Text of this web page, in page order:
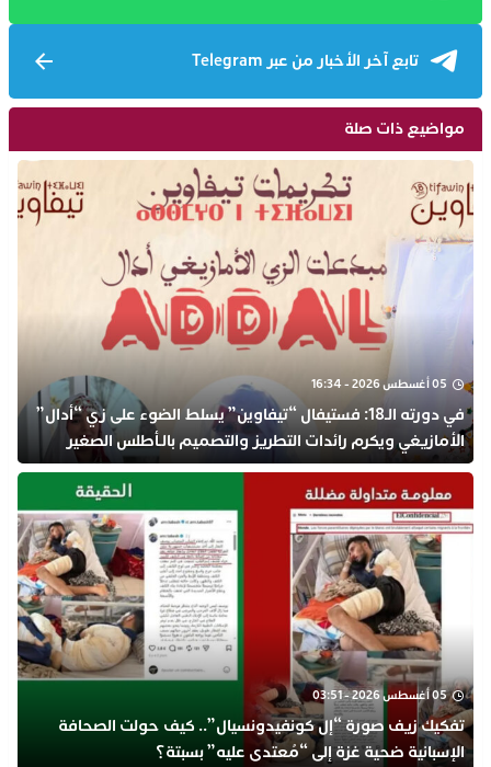
تابع آخر الأخبار من عبر Telegram
مواضيع ذات صلة
05 أغسطس 2026 - 16:34
في دورته الـ18: فستيفال “تيفاوين” يسلط الضوء على زي “أدال”
الأمازيغي ويكرم رائدات التطريز والتصميم بالـأطلس الصغير
05 أغسطس 2026 - 03:51
تفكيك زيف صورة “إل كونفيدونسيال”.. كيف حولت الصحافة
الإسبانية ضحية غزة إلى “مُعتدى عليه” بسبتة؟